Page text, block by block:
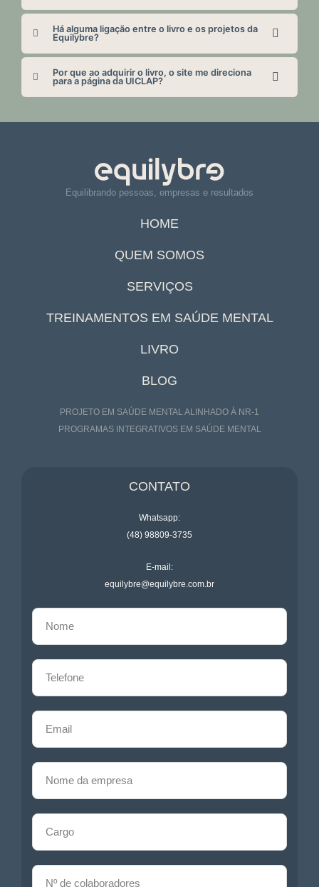
Há alguma ligação entre o livro e os projetos da
Equilybre?
Por que ao adquirir o livro, o site me direciona
para a página da UICLAP?
Equilibrando pessoas, empresas e resultados
HOME
QUEM SOMOS
SERVIÇOS
TREINAMENTOS EM SAÚDE MENTAL
LIVRO
BLOG
PROJETO EM SAÚDE MENTAL ALINHADO À NR-1
PROGRAMAS INTEGRATIVOS EM SAÚDE MENTAL
CONTATO
Whatsapp:
(48) 98809-3735
E-mail:
equilybre@equilybre.com.br